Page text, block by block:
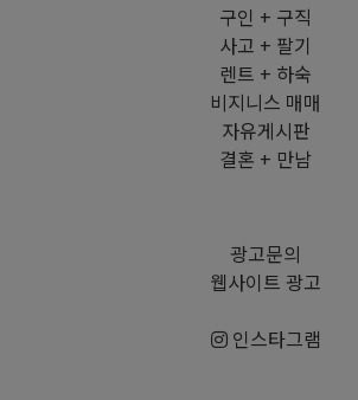
구인 + 구직
사고 + 팔기
렌트 + 하숙
비지니스 매매
자유게시판
결혼 + 만남
광고문의
웹사이트 광고
인스타그램